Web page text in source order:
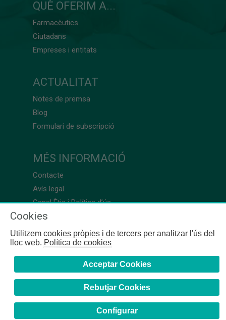
QUÈ OFERIM A...
Farmacèutics
Ciutadans
Empreses i entitats
ACTUALITAT
Notes de premsa
Blog
Formulari de subscripció
MÉS INFORMACIÓ
Contacte
Avís legal
Canal Ètic i Política d’ús
Cookies
Utilitzem cookies pròpies i de tercers per analitzar l'ús del
lloc web.Política de cookies
Acceptar Cookies
Rebutjar Cookies
Configurar